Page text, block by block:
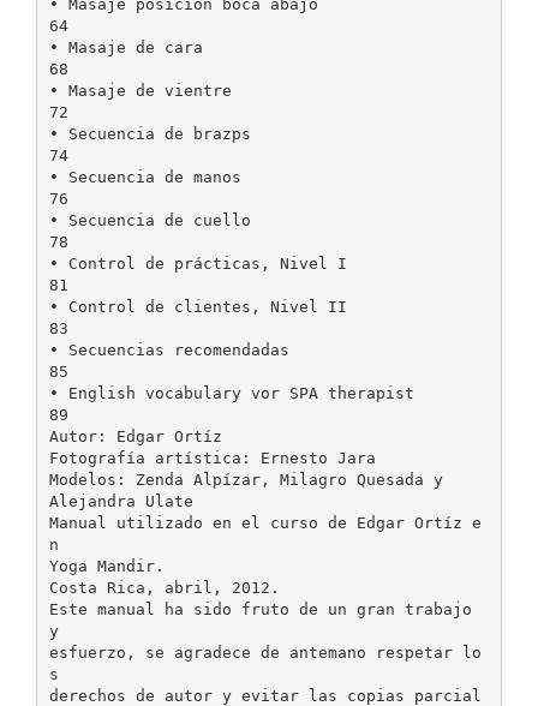
• Masaje posición boca abajo
64
• Masaje de cara
68
• Masaje de vientre
72
• Secuencia de brazps
74
• Secuencia de manos
76
• Secuencia de cuello
78
• Control de prácticas, Nivel I
81
• Control de clientes, Nivel II
83
• Secuencias recomendadas
85
• English vocabulary vor SPA therapist
89
Autor: Edgar Ortíz
Fotografía artística: Ernesto Jara
Modelos: Zenda Alpízar, Milagro Quesada y
Alejandra Ulate
Manual utilizado en el curso de Edgar Ortíz e
n
Yoga Mandir.
Costa Rica, abril, 2012.
Este manual ha sido fruto de un gran trabajo
y
esfuerzo, se agradece de antemano respetar lo
s
derechos de autor y evitar las copias parcial